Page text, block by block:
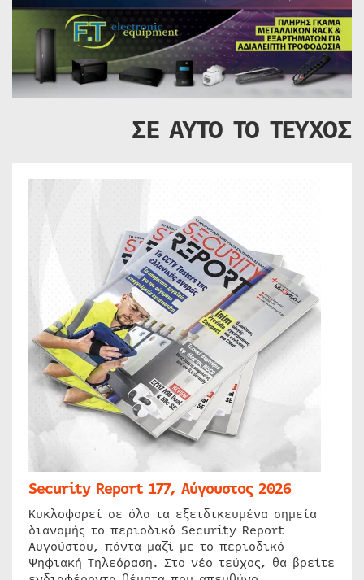
ΣΕ ΑΥΤΟ ΤΟ ΤΕΥΧΟΣ
Security Report 177, Αύγουστος 2026
Κυκλοφορεί σε όλα τα εξειδικευμένα σημεία
διανομής το περιοδικό Security Report
Αυγούστου, πάντα μαζί με το περιοδικό
Ψηφιακή Τηλεόραση. Στο νέο τεύχος, θα βρείτε